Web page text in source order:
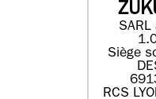
Siège
RCS